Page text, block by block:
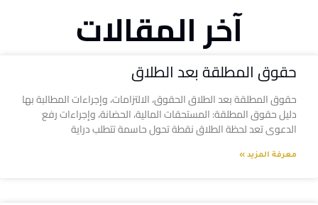
آخر المقالات
حقوق المطلقة بعد الطلاق
حقوق المطلقة بعد الطلاق الحقوق، الالتزامات، وإجراءات المطالبة بها
دليل حقوق المطلقة: المستحقات المالية، الحضانة، وإجراءات رفع
الدعوى تعد لحظة الطلاق نقطة تحول حاسمة تتطلب دراية
معرفة المزيد »